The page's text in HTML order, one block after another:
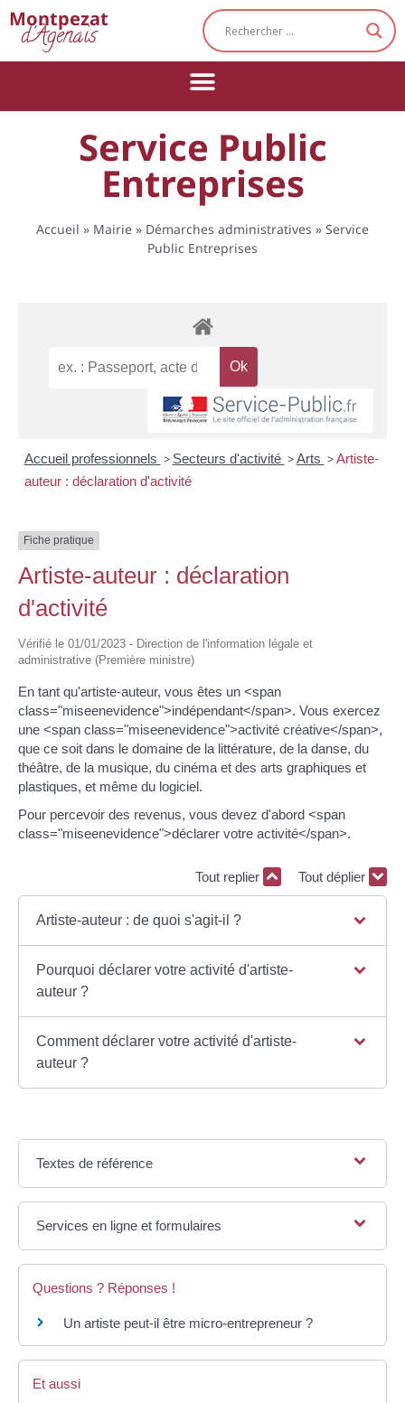
Montpezat
d'Agenais
Service Public
Entreprises
Accueil » Mairie » Démarches administratives » Service
Public Entreprises
Accueil professionnels > Secteurs d'activité > Arts > Artiste-
auteur : déclaration d'activité
Fiche pratique
Artiste-auteur : déclaration
d'activité
Vérifié le 01/01/2023 - Direction de l'information légale et
administrative (Première ministre)
En tant qu'artiste-auteur, vous êtes un <span
class="miseenevidence">indépendant</span>. Vous exercez
une <span class="miseenevidence">activité créative</span>,
que ce soit dans le domaine de la littérature, de la danse, du
théâtre, de la musique, du cinéma et des arts graphiques et
plastiques, et même du logiciel.
Pour percevoir des revenus, vous devez d'abord <span
class="miseenevidence">déclarer votre activité</span>.
Tout replier Tout déplier
Artiste-auteur : de quoi s'agit-il ?
Pourquoi déclarer votre activité d'artiste-
auteur ?
Comment déclarer votre activité d'artiste-
auteur ?
Textes de référence
Services en ligne et formulaires
Questions ? Réponses !
Un artiste peut-il être micro-entrepreneur ?
Et aussi
Cookies management panel